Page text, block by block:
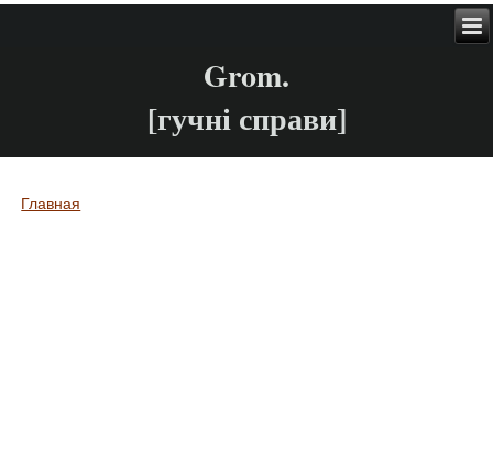
Grom.
[гучні справи]
Вы здесь
Главная